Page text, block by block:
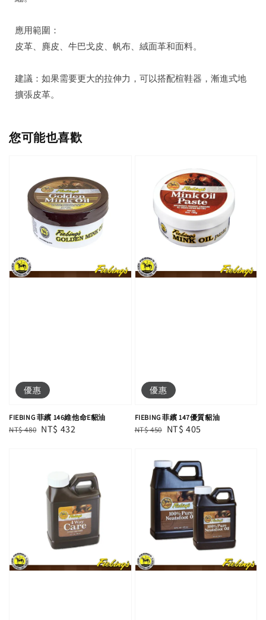
應用範圍：
皮革、麂皮、牛巴戈皮、帆布、絨面革和面料。
建議：如果需要更大的拉伸力，可以搭配楦鞋器，漸進式地
擴張皮革。
您可能也喜歡
優惠
FIEBING 菲繽 146維他命E貂油
Regular
NT$ 480 Sale
NT$ 432
優惠
FIEBING 菲繽 147優質貂油
Regular
NT$ 450 Sale
NT$ 405